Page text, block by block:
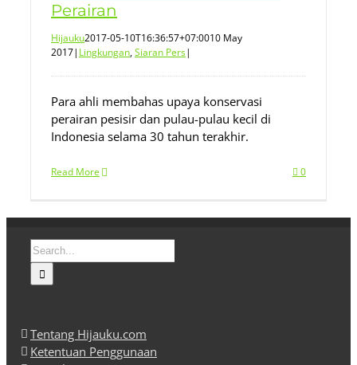
Perairan
Hijauku2017-05-10T16:36:57+07:0010 May
2017| Lingkungan,Siaran Pers|
Para ahli membahas upaya konservasi
perairan pesisir dan pulau-pulau kecil di
Indonesia selama 30 tahun terakhir.
Read More 0
Search
for:
Tentang Hijauku.com
Ketentuan Penggunaan